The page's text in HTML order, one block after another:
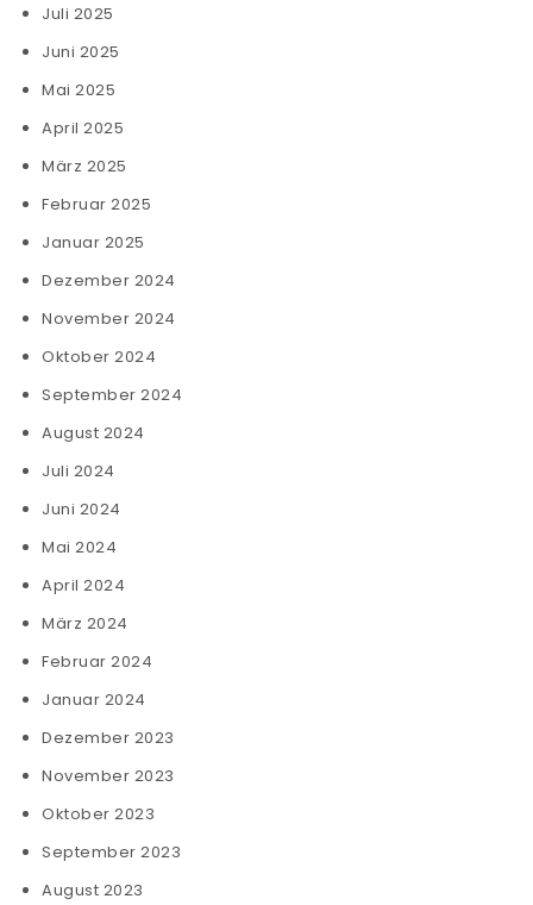
Juli 2025
Juni 2025
Mai 2025
April 2025
März 2025
Februar 2025
Januar 2025
Dezember 2024
November 2024
Oktober 2024
September 2024
August 2024
Juli 2024
Juni 2024
Mai 2024
April 2024
März 2024
Februar 2024
Januar 2024
Dezember 2023
November 2023
Oktober 2023
September 2023
August 2023